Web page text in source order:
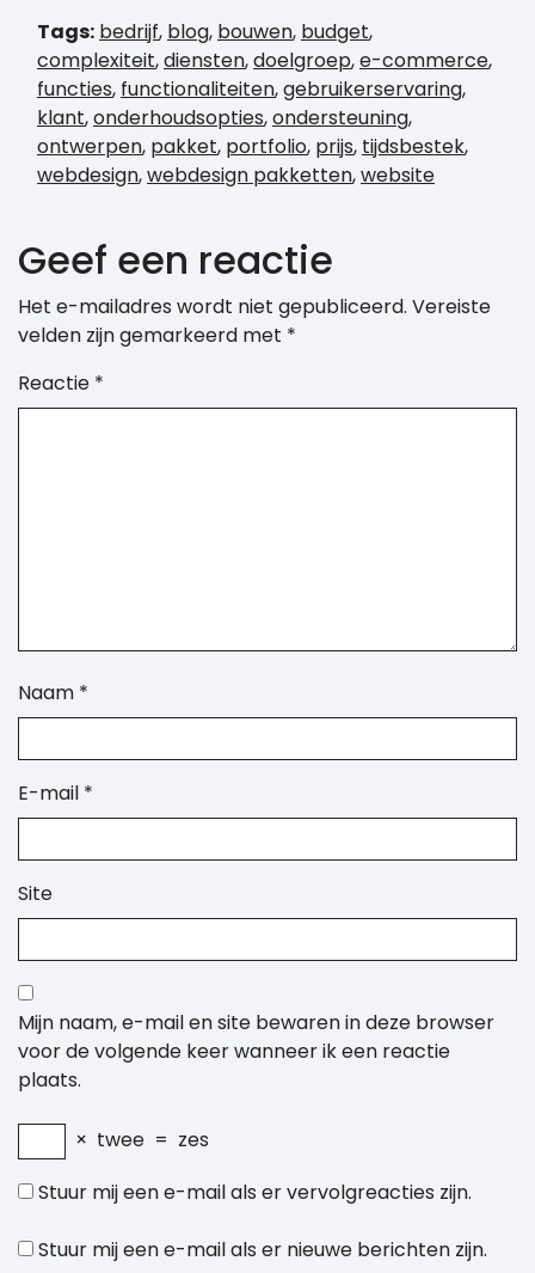
Tags: bedrijf, blog, bouwen, budget,
complexiteit,diensten,doelgroep,e-commerce,
functies, functionaliteiten,gebruikerservaring,
klant,onderhoudsopties,ondersteuning,
ontwerpen, pakket, portfolio, prijs, tijdsbestek,
webdesign,webdesign pakketten,website
Geef een reactie
Het e-mailadres wordt niet gepubliceerd. Vereiste
velden zijn gemarkeerd met *
Reactie *
Naam *
E-mail *
Site
Mijn naam, e-mail en site bewaren in deze browser
voor de volgende keer wanneer ik een reactie
plaats.
× twee = zes
Stuur mij een e-mail als er vervolgreacties zijn.
Stuur mij een e-mail als er nieuwe berichten zijn.